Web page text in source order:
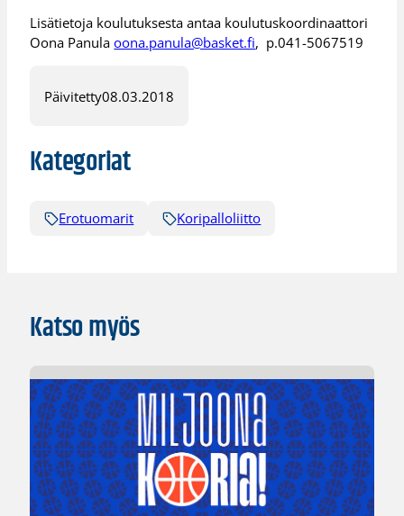
Lisätietoja koulutuksesta antaa koulutuskoordinaattori
Oona Panulaoona.panula@basket.fi, p.041-5067519
Päivitetty08.03.2018
Kategoriat
Erotuomarit Koripalloliitto
Katso myös